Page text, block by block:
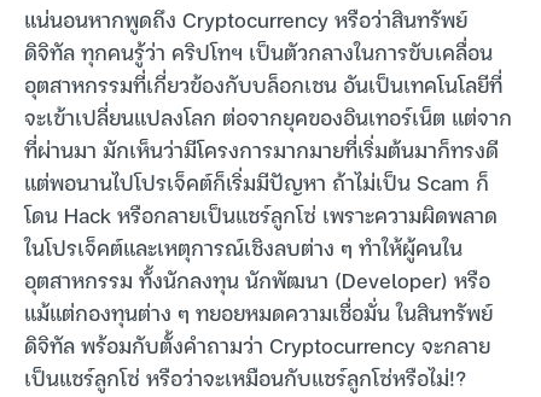
แน่นอนหากพูดถึง Cryptocurrency หรือว่าสินทรัพย์
ดิจิทัล ทุกคนรู้ว่า คริปโทฯ เป็นตัวกลางในการขับเคลื่อน
อุตสาหกรรมที่เกี่ยวข้องกับบล็อกเชน อันเป็นเทคโนโลยีที่
จะเข้าเปลี่ยนแปลงโลก ต่อจากยุคของอินเทอร์เน็ต แต่จาก
ที่ผ่านมา มักเห็นว่ามีโครงการมากมายที่เริ่มต้นมาก็ทรงดี
แต่พอนานไปโปรเจ็คต์ก็เริ่มมีปัญหา ถ้าไม่เป็น Scam ก็
โดน Hack หรือกลายเป็นแชร์ลูกโซ่ เพราะความผิดพลาด
ในโปรเจ็คต์และเหตุการณ์เชิงลบต่าง ๆ ทำให้ผู้คนใน
อุตสาหกรรม ทั้งนักลงทุน นักพัฒนา (Developer) หรือ
แม้แต่กองทุนต่าง ๆ ทยอยหมดความเชื่อมั่น ในสินทรัพย์
ดิจิทัล พร้อมกับตั้งคำถามว่า Cryptocurrency จะกลาย
เป็นแชร์ลูกโซ่ หรือว่าจะเหมือนกับแชร์ลูกโซ่หรือไม่!?